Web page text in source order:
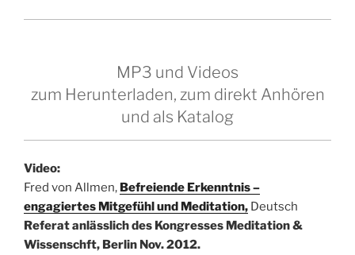
MP3 und Videos
zum Herunterladen, zum direkt Anhören
und als Katalog
Video:
Fred von Allmen, Befreiende Erkenntnis –
engagiertes Mitgefühl und Meditation, Deutsch
Referat anlässlich des Kongresses Meditation &
Wissenschft, Berlin Nov. 2012.